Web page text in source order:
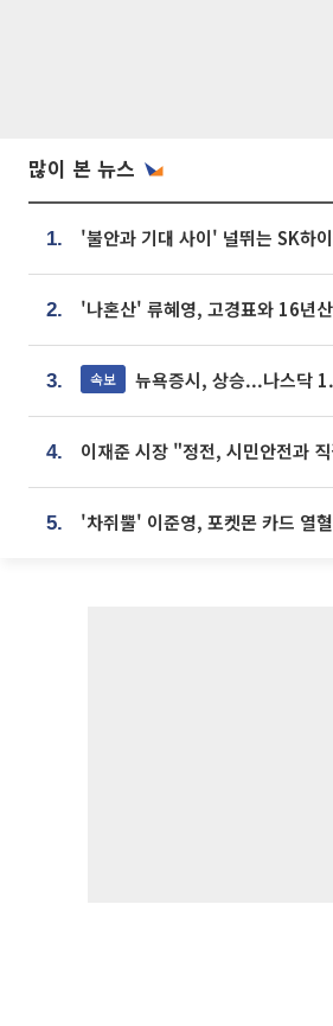
많이 본 뉴스
1.
2.
3. 속보 뉴욕증시, 상승...나스닥
4.
5.